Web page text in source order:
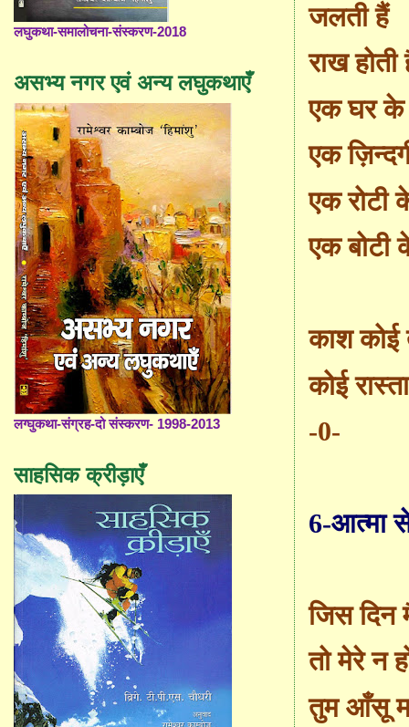
जलती हैं
राख होती
एक घर के
एक
एक रोटी
एक बोटी
काश कोई
कोई रास्ता
-0-
6-आत्मा
जिस दिन
तो मेरे न
तुम आँसू
लघुकथा-समालोचना-संस्करण-2018
असभ्य नगर एवं अन्य लघुकथाएँ
लग्घुकथा-संग्रह-दो संस्करण- 1998-2013
साहसिक क्रीड़ाएँ